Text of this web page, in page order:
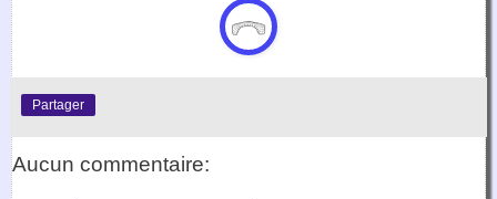
Partager
Aucun commentaire: